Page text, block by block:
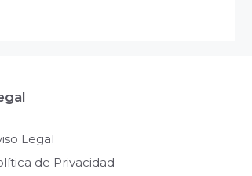
Legal
de Privacidad